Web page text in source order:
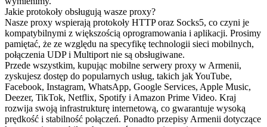
Jakie protokoły obsługują wasze proxy?
Nasze proxy wspierają protokoły HTTP oraz Socks5, co czyni je
kompatybilnymi z większością oprogramowania i aplikacji. Prosimy
pamiętać, że ze względu na specyfikę technologii sieci mobilnych,
połączenia UDP i Multiport nie są obsługiwane.
Przede wszystkim, kupując mobilne serwery proxy w Armenii,
zyskujesz dostęp do popularnych usług, takich jak YouTube,
Facebook, Instagram, WhatsApp, Google Services, Apple Music,
Deezer, TikTok, Netflix, Spotify i Amazon Prime Video. Kraj
rozwija swoją infrastrukturę internetową, co gwarantuje wysoką
prędkość i stabilność połączeń. Ponadto przepisy Armenii dotyczące